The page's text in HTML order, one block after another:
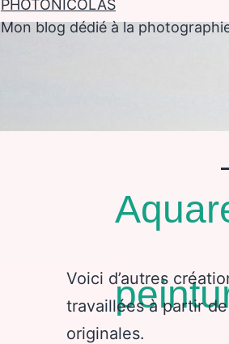
PHOTONICOLAS
Mon blog dédié à la
Voici d’autres
travaillées à partir
originales.